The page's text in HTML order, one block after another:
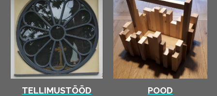
TELLIMUSTÖÖD POOD